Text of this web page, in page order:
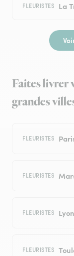
FLEURISTES La
Faites livrer
grandes
FLEURISTES
FLEURISTES
FLEURISTES Lyon
FLEURISTES